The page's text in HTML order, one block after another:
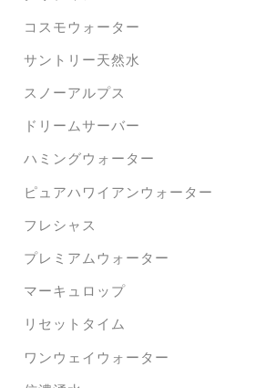
コスモウォーター
サントリー天然水
スノーアルプス
ドリームサーバー
ハミングウォーター
ピュアハワイアンウォーター
フレシャス
プレミアムウォーター
マーキュロップ
リセットタイム
ワンウェイウォーター